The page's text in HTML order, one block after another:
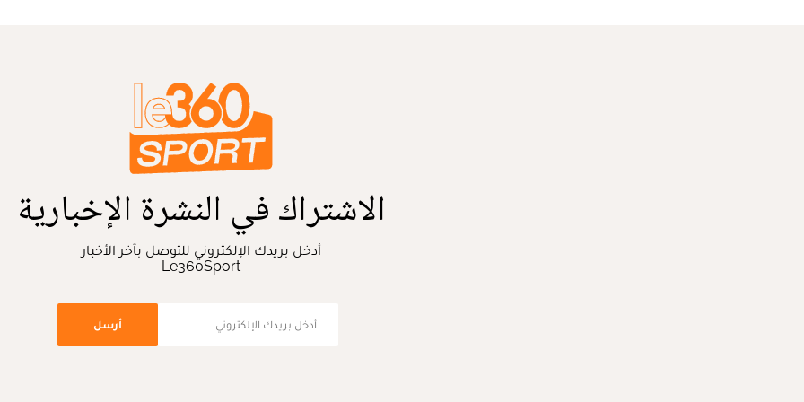
الاشتراك في النشرة الإخبارية
أدخل بريدك الإلكتروني للتوصل بآخر الأخبار
Le360Sport
أرسل